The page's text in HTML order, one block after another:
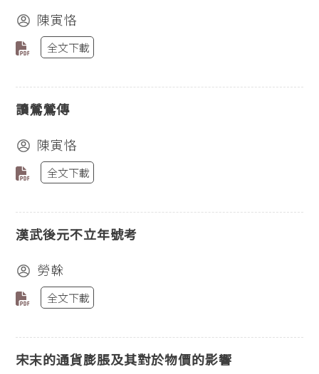
陳寅恪
全文下載
讀鶯鶯傳
陳寅恪
全文下載
漢武後元不立年號考
勞榦
全文下載
宋末的通貨膨脹及其對於物價的影響